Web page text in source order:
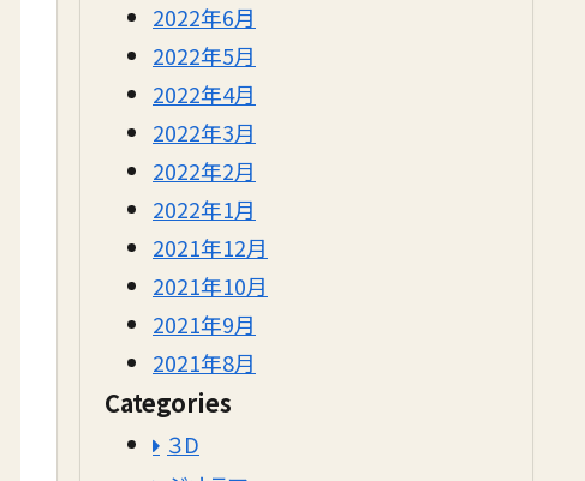
2022年6月
2022年5月
2022年4月
2022年3月
2022年2月
2022年1月
2021年12月
2021年10月
2021年9月
2021年8月
Categories
３D